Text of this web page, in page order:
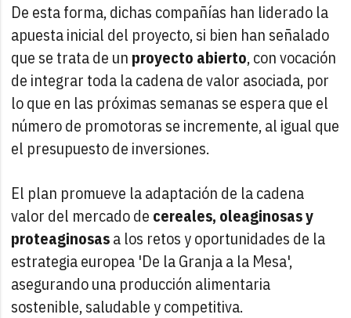
De esta forma, dichas compañías han liderado la
apuesta inicial del proyecto, si bien han señalado
que se trata de un proyecto abierto, con vocación
de integrar toda la cadena de valor asociada, por
lo que en las próximas semanas se espera que el
número de promotoras se incremente, al igual que
el presupuesto de inversiones.
El plan promueve la adaptación de la cadena
valor del mercado de cereales, oleaginosas y
proteaginosasa los retos y oportunidades de la
estrategia europea 'De la Granja a la Mesa',
asegurando una producción alimentaria
sostenible, saludable y competitiva.